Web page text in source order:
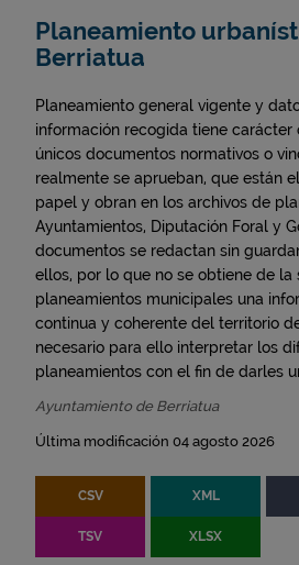
Planeamiento
Berriatua
Planeamiento general vigente y
información recogida tiene carácter
únicos documentos normativos o
realmente se aprueban, que están
papel y obran en los archivos de
Ayuntamientos, Diputación Foral y
documentos se redactan sin
ellos, por lo que no se obtiene de
planeamientos municipales una
continua y coherente del territorio
necesario para ello interpretar los
planeamientos con el fin de darles
Ayuntamiento de Berriatua
Última modificación 04 agosto 2026
CSV XML
TSV XLSX